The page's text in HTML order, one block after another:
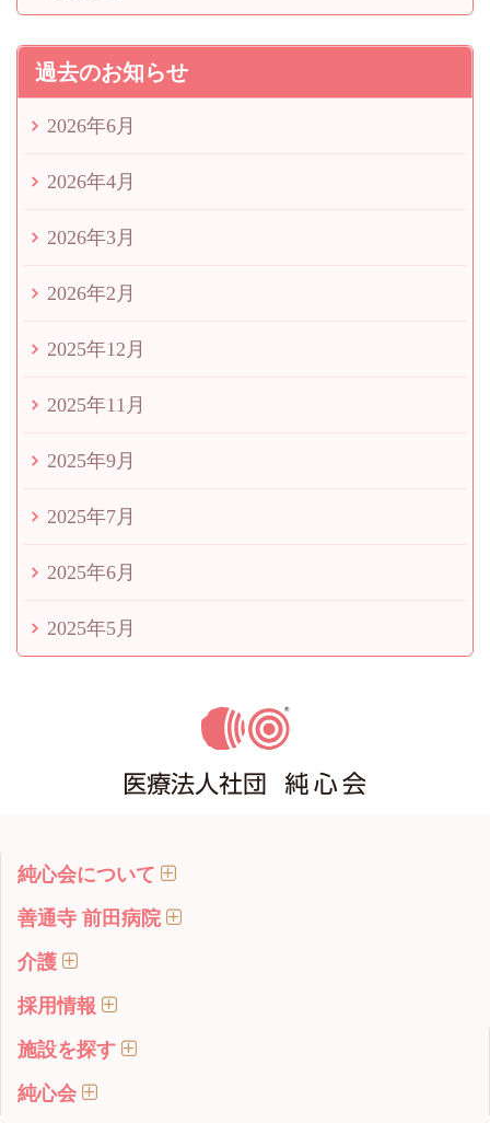
過去のお知らせ
2026年6月
2026年4月
2026年3月
2026年2月
2025年12月
2025年11月
2025年9月
2025年7月
2025年6月
2025年5月
純心会について
善通寺 前田病院
介護
採用情報
施設を探す
純心会